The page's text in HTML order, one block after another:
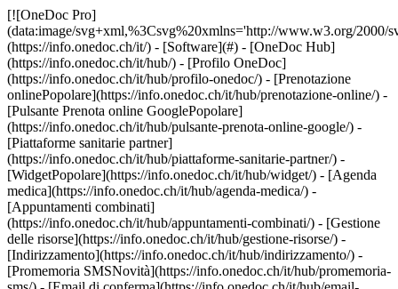
[![OneDoc Pro](data:image/svg+xml,%3Csvg%20xmlns='http://www.w3.org/2000/svg'%20viewBox='0%200%20110%2021'%3E%3C/svg%3E)](https://info.onedoc.ch/it/) - [Software](#) - [OneDoc Hub](https://info.onedoc.ch/it/hub/) - [Profilo OneDoc](https://info.onedoc.ch/it/hub/profilo-onedoc/) - [Prenotazione onlinePopolare](https://info.onedoc.ch/it/hub/prenotazione-online/) - [Pulsante Prenota online GooglePopolare](https://info.onedoc.ch/it/hub/pulsante-prenota-online-google/) - [Piattaforme sanitarie partner](https://info.onedoc.ch/it/hub/piattaforme-sanitarie-partner/) - [WidgetPopolare](https://info.onedoc.ch/it/hub/widget/) - [Agenda medica](https://info.onedoc.ch/it/hub/agenda-medica/) - [Appuntamenti combinati](https://info.onedoc.ch/it/hub/appuntamenti-combinati/) - [Gestione delle risorse](https://info.onedoc.ch/it/hub/gestione-risorse/) - [Indirizzamento](https://info.onedoc.ch/it/hub/indirizzamento/) - [Promemoria SMSNovità](https://info.onedoc.ch/it/hub/promemoria-sms/) - [Email di conferma](https://info.onedoc.ch/it/hub/email-conferma/) - [Note di consultazione](https://info.onedoc.ch/it/hub/note-di-consultazione/) - [Promemoria SMS di follow-up](https://info.onedoc.ch/it/hub/promemoria-sms-follow-up/) - [OneDoc Invoice](https://info.onedoc.ch/it/invoice/) - [Tariffa 590Popolare](https://info.onedoc.ch/it/invoice/tariffa-590/) - [Tariffa fisioPopolare](https://info.onedoc.ch/it/invoice/tariffa-fisio/) - [PsyTarif (581/582)Novità](https://info.onedoc.ch/it/invoice/psytarif/) - [Tariffa Swiss Dental Hygienist (SDH)](https://info.onedoc.ch/it/invoice/tariffa-sdh/) - [Tariffa 595In arrivo](https://info.onedoc.ch/it/tariffa-595/) - [Covercard](https://info.onedoc.ch/it/invoice/covercard/) - [Fattura QR](https://info.onedoc.ch/it/invoice/fattura-qr/) - [Invio sicuro al paziente (TG)](https://info.onedoc.ch/it/invoice/fatture-terzi-garanti/) - [Invio diretto all’assicurazione (TP)](https://info.onedoc.ch/it/invoice/terzi-paganti/) - [Promemoria di pagamento](https://info.onedoc.ch/it/invoice/solleciti-pagamento/) - [Riconcilio dei pagamenti](https://info.onedoc.ch/it/invoice/riconciliazione-automatica/) - [Chiusure contabili](https://info.onedoc.ch/it/invoice/chiusure-contabili/) - [Dichiarazione IVA](https://info.onedoc.ch/it/invoice/dichiarazione-iva/) - [Statistiche](https://info.onedoc.ch/it/invoice/statistiche/) - [Emma: Assistente telefonica IALancio](https://info.onedoc.ch/it/emma-assistente-telefonica/) - [OneDoc InboxLancio](https://info.onedoc.ch/it/inbox/) - [Richieste di farmaciNovità](https://info.onedoc.ch/it/inbox/richiesta-farmaci/) - [OneDoc LinkNovità](https://info.onedoc.ch/it/link/) - [OneDoc Visio](https://info.onedoc.ch/it/visio/) - [Badge videoconsulto](https://info.onedoc.ch/it/visio/badge-videoconsulto/) - [Modulo di videoconsultoPopolare](https://info.onedoc.ch/it/visio/modulo-videoconsulto/) - [Condividi lo schermo](https://info.onedoc.ch/it/visio/condivisione-schermo/) - [Videoconsulto sfondo](https://info.onedoc.ch/it/visio/sfondo-videoconsulto/) - [Video e audio controllo](https://info.onedoc.ch/it/visio/controllo-audio-video/) - [Soluzioni](#) - [Le tue esigenze](https://info.onedoc.ch/it/esigenze/) - [Aumenta la visibilità del tuo studio](https://info.onedoc.ch/it/esigenze/migliorare-la-vostra-visibilita/) - [Porta più nuovi pazienti nel tuo studio](https://info.onedoc.ch/it/esigenze/porta-nuovi-pazienti/) - [Fidelizza i tuoi pazientiPopolare](https://info.onedoc.ch/it/esigenze/fidelizza-i-tuoi-pazienti/) - [Automatizza il follow-up dei pazienti che già segui](https://info.onedoc.ch/it/esigenze/follow-up-pazienti-gia-segui/) - [Gestisci flussi di appuntamenti complessi](https://info.onedoc.ch/it/esigenze/gestisci-appuntamenti-complessi/) - [Fidelizza i pazienti nel tuo network](https://info.onedoc.ch/it/esigenze/tieni-pazienti-network/) - [Indirizza facilmente i tuoi pazientiPopolare](https://info.onedoc.ch/it/esigenze/indirizzate-pazienti/) - [Ricevi indirizzamenti qualificati](https://info.onedoc.ch/it/esigenze/ricevi-indirizzamenti-qualificati/) - [Riduci il numero di appuntamenti mancatiPopolare](https://info.onedoc.ch/it/esigenze/riduci-appuntamenti-mancati/) - [Gestisci più richieste dei pazienti](https://info.onedoc.ch/it/esigenze/gestisci-piu-richieste-pazienti/) - [Riduci il numero di telefonate entrantiPopolare](https://info.onedoc.ch/it/esigenze/ridurre-le-chiamate/) - [Resta in contatto con i tuoi pazienti](https://info.onedoc.ch/it/esigenze/resta-in-contatto-con-teleconsultation/) - [Crea e gestisci le tue fatture](https://info.onedoc.ch/it/esigenze/crea-fatture-conformi/) - [La tua specialità](https://info.onedoc.ch/it/specialita/) - [Medico generico](https://info.onedoc.ch/it/specialita/medico-generico/) - [Medico specialista](https://info.onedoc.ch/it/specialita/medico-specialista/) - [Dentista](https://info.onedoc.ch/it/specialita/medico-dentista/) - [Igienista dentale](https://info.onedoc.ch/it/specialita/igienista-dentale/) - [FisioterapistaPopolare](https://info.onedoc.ch/it/specialita/fisioterapista/) - [Terapista](https://info.onedoc.ch/it/specialita/terapista/) - [Psicologo](https://info.onedoc.ch/it/specialita/psicologo/) - [Psicoterapisti](https://info.onedoc.ch/it/specialita/psicoterapisti/) - [Oculista](https://info.onedoc.ch/it/specialita/oculista/) - [Dermatologo](https://info.onedoc.ch/it/specialita/dermatologo/) - [Pediatra](https://info.onedoc.ch/it/specialita/pediatra/) - [Ginecologo](https://info.onedoc.ch/it/specialita/ginecologo/) - [Medico estetico](https://info.onedoc.ch/it/specialita/medico-estetico/) - [La tua struttura sanitaria](https://info.onedoc.ch/it/specialita/) - [Centro medico](https://info.onedoc.ch/it/specialita/centro-medico/) - [Ospedale](https://info.onedoc.ch/it/specialita/ospedale/) - [Farmacia](https://info.onedoc.ch/it/specialita/farmacia/) - [Centro di diagnostica per immagini](https://info.onedoc.ch/it/specialita/centro-diagnostica-per-immagini/) - [Laboratorio di analisi mediche](https://info.onedoc.ch/it/specialita/laboratori-di-analisi-mediche/) - [Audioprotesista](https://info.onedoc.ch/it/specialita/audioprotesista/) - [Ottico](https://info.onedoc.ch/it/specialita/ottico/) - [Connettore](#) - [A-D](#) - [Aeskulap](https://info.onedoc.ch/it/connettore/aeskulap/) - [amétiq siMed](https://info.onedoc.ch/it/connettore/ametiq-simed/) - [Axenita](https://info.onedoc.ch/it/connettore/axenita-axonlab/) - [Carefolio](https://info.onedoc.ch/it/connettore/carefolio/) - [curaMED](https://info.onedoc.ch/it/connettore/curamed/) - [Delemed](https://info.onedoc.ch/it/connettore/delemed/) - [DentaGest](https://info.onedoc.ch/it/connettore/dentagest/) - [Denteo](https://info.onedoc.ch/it/connettore/denteo/) - [E-G](#) - [E-Medicus](https://info.onedoc.ch/it/connettore/e-medicus/) - [E-PAT](https://info.onedoc.ch/it/connettore/e-pat/) - [ElexisNovità](https://info.onedoc.ch/it/connettore/elexis/) - [ePaad](https://info.onedoc.ch/it/connettore/epaad/) - [ePhysio](https://info.onedoc.ch/it/connettore/ephysio/) - [ergodent](https://info.onedoc.ch/it/connettore/ergodent/) - [Eyesoft](https://info.onedoc.ch/it/connettore/eyesoft/) - [Google Calendar](https://info.onedoc.ch/it/connettore/google-calendar/) - [H-M](#) - [Handylife](https://info.onedoc.ch/it/connettore/handy-patients/) - [Hexabit Luna](https://info.onedoc.ch/it/connettore/hexabit-luna/) - [ifaNovità](https://info.onedoc.ch/it/connettore/ifa/) - [KISIM](https://info.onedoc.ch/it/connettore/cistec-kisim/) - [Liris](https://info.onedoc.ch/it/connettore/liris/) - [Medes](https://info.onedoc.ch/it/connettore/medes/) - [MediCloud](https://info.onedoc.ch/it/connettore/medicloud/) - [MediOnline](https://info.onedoc.ch/it/connettore/medionline-cassa-dei-medici/) - [Mediway](https://info.onedoc.ch/it/connettore/mediway/) - [N-Q](#) - [NereidaNovità](https://info.onedoc.ch/it/connettore/nereida/) - [NEXUS](https://info.onedoc.ch/it/connettore/nexus/) - [Oplus](https://info.onedoc.ch/it/connettore/oplus/) - [Outlook](https://info.onedoc.ch/it/connettore/outlook/) - [PhysioApp](https://info.onedoc.ch/it/connettore/physioapp/) - [Polavis](https://info.onedoc.ch/it/connettore/polavis/) - [Polypoint](https://info.onedoc.ch/it/connettore/polypoint/) - [ProPharma](https://info.onedoc.ch/it/connettore/propharma/) - [PraxinovaNovità](https://info.onedoc.ch/it/connettore/praxinova/) - [Pulse Medica](https://info.onedoc.ch/it/connettore/pulse-medica/) - [R-Z](#) - [RockethealthNovità](https://info.onedoc.ch/it/connettore/rockethealth/) - [SOFTplus](https://info.onedoc.ch/it/connettore/softplus/) - [Sokle](https://info.onedoc.ch/it/connettore/sokle/) - [tomedoNovità](https://info.onedoc.ch/it/connettore/tomedo/) - [Vitomed](https://info.onedoc.ch/it/connettore/vitomed-vitodata/) - [WinLogie](https://info.onedoc.ch/it/connettore/winlogie/) - [WinMed](https://info.onedoc.ch/it/connettore/winmed/) - [ZaWin](https://info.onedoc.ch/it/connettore/zawin/) - [Vedi tutti i nostri connettori](https://info.onedoc.ch/it/connettore/) - [Risorse](#) - [Informazioni su OneDoc](#) - [Nostra missione](https://info.onedoc.ch/it/nostra-missione/) - [Media](https://info.onedoc.ch/it/media/) - [Blog](https://info.onedoc.ch/it/blog/) - [Medici di base](https://info.onedoc.ch/it/blog/medici/) - [Dentisti](https://info.onedoc.ch/it/blog/dentisti/) - [Igienisti dentali](https://info.onedoc.ch/it/blog/igienisti-dentali/) - [Pediatri](https://info.onedoc.ch/it/b